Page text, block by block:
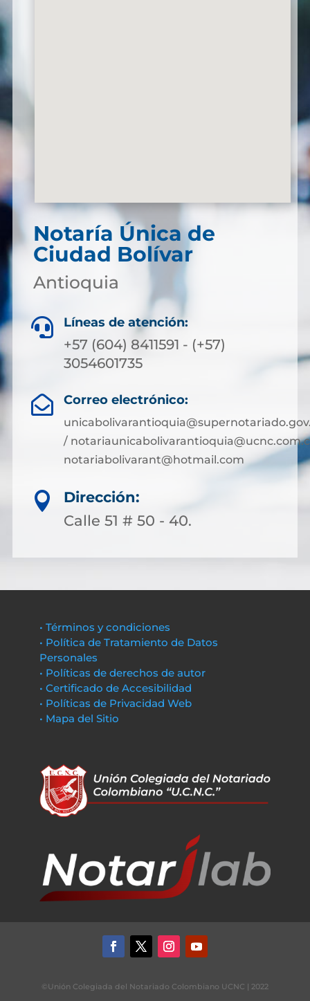
Notaría Única de
Ciudad Bolívar
Antioquia
 Líneas de atención:
+57 (604) 8411591 - (+57)
3054601735
 Correo electrónico:
/
notariabolivarant@hotmail.com

Dirección:
Calle 51 # 50 - 40.
• Términos y condiciones
• Política de Tratamiento de Datos
Personales
• Políticas de derechos de autor
• Certificado de Accesibilidad
• Políticas de Privacidad Web
• Mapa del Sitio
©Unión Colegiada del Notariado Colombiano UCNC | 2022